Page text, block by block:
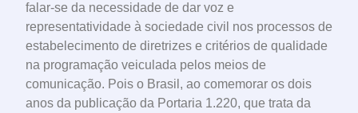
falar-se da necessidade de dar voz e
representatividade à sociedade civil nos processos de
estabelecimento de diretrizes e critérios de qualidade
na programação veiculada pelos meios de
comunicação. Pois o Brasil, ao comemorar os dois
anos da publicação da Portaria 1.220, que trata da